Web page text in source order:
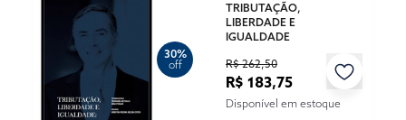
30%
off
TRIBUTAÇÃO,
LIBERDADE E
IGUALDADE
R$ 262,50
R$ 183,75
Disponível em estoque